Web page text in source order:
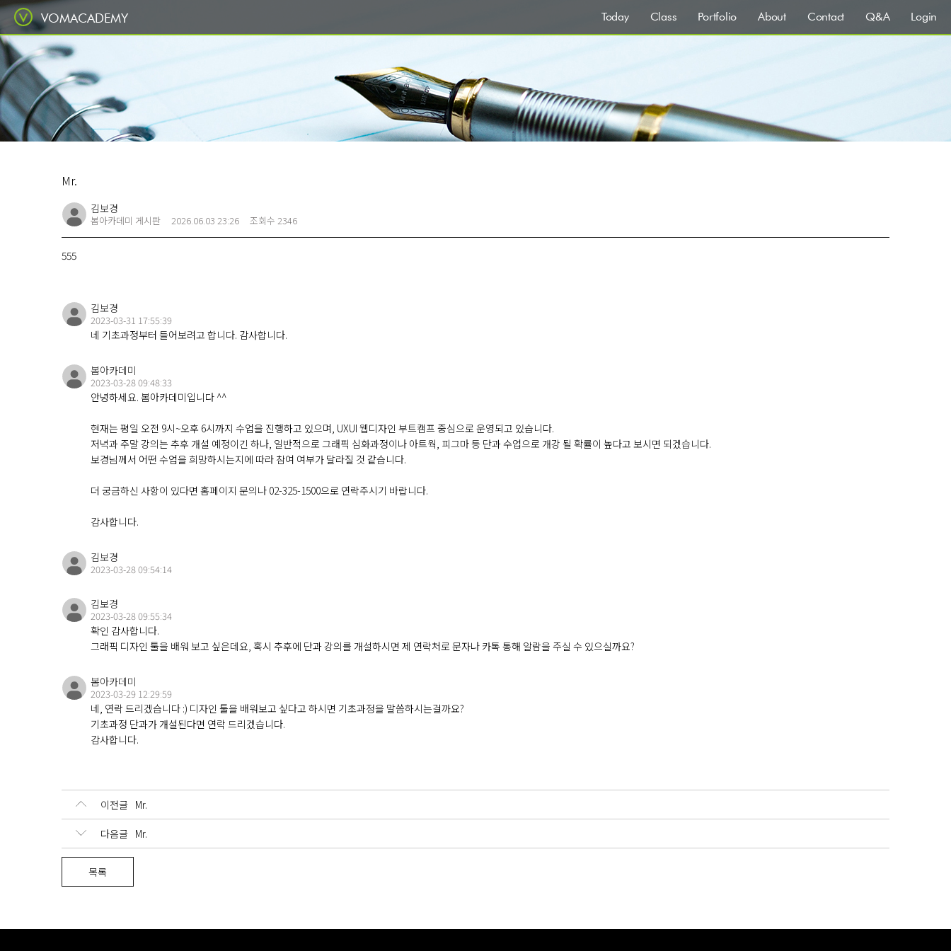
VOMACADEMY Today Class Portfolio About Contact Q&A Login
Mr.
김보경
봄아카데미 게시판 2026.06.03 23:26 조회수 2346
555
김보경
2023-03-31 17:55:39
네 기초과정부터 들어보려고 합니다. 감사합니다.
봄아카데미
2023-03-28 09:48:33
안녕하세요. 봄아카데미입니다 ^^
현재는 평일 오전 9시~오후 6시까지 수업을 진행하고 있으며, UXUI 웹디자인 부트캠프 중심으로 운영되고 있습니다.
저녁과 주말 강의는 추후 개설 예정이긴 하나, 일반적으로 그래픽 심화과정이나 아트웍, 피그마 등 단과 수업으로 개강 될 확률이 높다고 보시면 되겠습니다.
보경님께서 어떤 수업을 희망하시는지에 따라 참여 여부가 달라질 것 같습니다.
더 궁금하신 사항이 있다면 홈페이지 문의나 02-325-1500으로 연락주시기 바랍니다.
감사합니다.
김보경
2023-03-28 09:54:14
김보경
2023-03-28 09:55:34
확인 감사합니다.
그래픽 디자인 툴을 배워 보고 싶은데요, 혹시 추후에 단과 강의를 개설하시면 제 연락처로 문자나 카톡 통해 알람을 주실 수 있으실까요?
봄아카데미
2023-03-29 12:29:59
네, 연락 드리겠습니다 :) 디자인 툴을 배워보고 싶다고 하시면 기초과정을 말씀하시는걸까요?
기초과정 단과가 개설된다면 연락 드리겠습니다.
감사합니다.
이전글 Mr.
다음글 Mr.
목록